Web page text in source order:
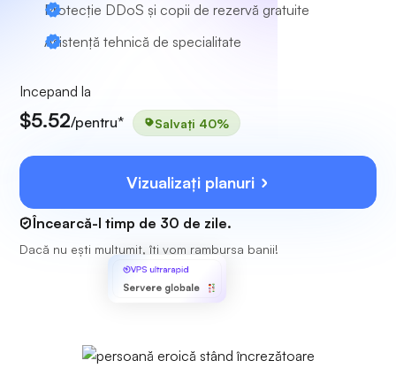
Protecție DDoS și copii de rezervă gratuite
Asistență tehnică de specialitate
Incepand la
$5.52/pentru* Salvați 40%
Vizualizați planuri
Încearcă-l timp de 30 de zile.
Dacă nu ești mulțumit, îți vom rambursa banii!
VPS ultrarapid
Servere globale